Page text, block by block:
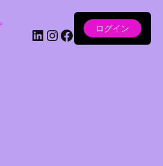
LinkedIn Instagram Facebook ログイン